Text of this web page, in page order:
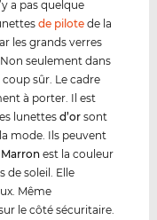
a pas quelque
de pilote de la
les grands verres
seulement dans
sûr. Le cadre
à porter. Il est
lunettesd’or sont
mode. Ils peuvent
Marron est la couleur
de soleil. Elle
Même
le côté sécuritaire.